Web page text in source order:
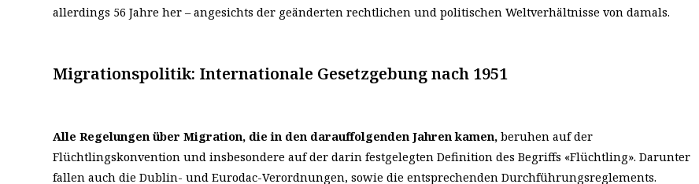
allerdings 56 Jahre her – angesichts der geänderten rechtlichen und politischen Weltverhältnisse von damals.
Migrationspolitik: Internationale Gesetzgebung nach 1951
Alle Regelungen über Migration, die in den darauffolgenden Jahren kamen, beruhen auf der
Flüchtlingskonvention und insbesondere auf der darin festgelegten Definition des Begriffs «Flüchtling». Darunter
fallen auch die Dublin- und Eurodac-Verordnungen, sowie die entsprechenden Durchführungsreglements.